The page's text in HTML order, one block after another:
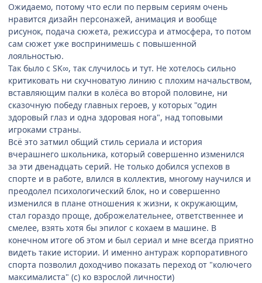
Ожидаемо, потому что если по первым сериям очень
нравится дизайн персонажей, анимация и вообще
рисунок, подача сюжета, режиссура и атмосфера, то потом
сам сюжет уже воспринимешь с повышенной
лояльностью.
Так было с SK∞, так случилось и тут. Не хотелось сильно
критиковать ни скучноватую линию с плохим начальством,
вставляющим палки в колёса во второй половине, ни
сказочную победу главных героев, у которых "один
здоровый глаз и одна здоровая нога", над топовыми
игроками страны.
Всё это затмил общий стиль сериала и история
вчерашнего школьника, который совершенно изменился
за эти двенадцать серий. Не только добился успехов в
спорте и в работе, влился в коллектив, многому научился и
преодолел психологический блок, но и совершенно
изменился в плане отношения к жизни, к окружающим,
стал гораздо проще, доброжелательнее, ответственнее и
смелее, взять хотя бы эпилог с кохаем в машине. В
конечном итоге об этом и был сериал и мне всегда приятно
видеть такие истории. И именно антураж корпоративного
спорта позволил доходчиво показать переход от "колючего
максималиста" (с) ко взрослой личности)